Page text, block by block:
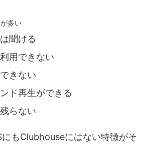
多い
聞ける
用できない
きない
ド再生ができる
らない
にもClubhouseにはない特徴がそ